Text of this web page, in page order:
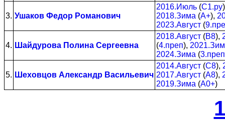
3. Ушаков Федор Романович
2016.Июль (C1.py
2018.Зима (A+),
2023.Август (
4. Шайдурова Полина Сергеевна
2018.Август (B8),
(4.преп),
2024.Зима (3.преп
5. Шеховцов Александр Васильевич
2014.Август (C8),
2017.Август (A8),
2019.Зима (A0+)